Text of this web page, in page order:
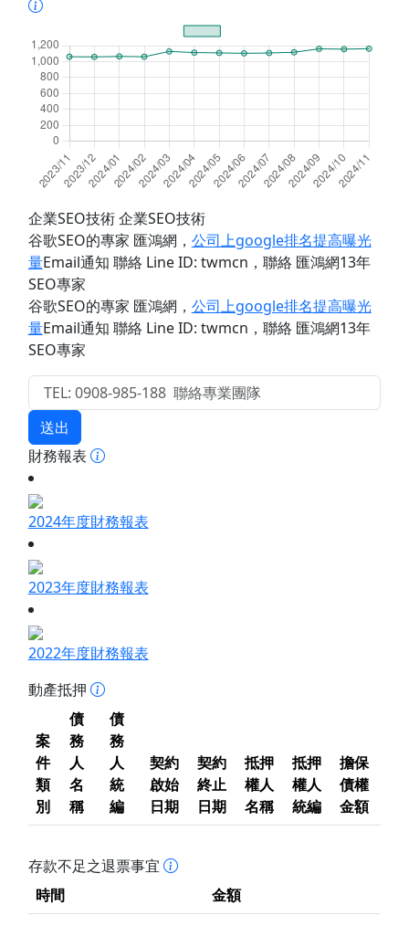
企業SEO技術 企業SEO技術
谷歌SEO的專家 匯鴻網 ， 公司上google排名提高曝光
量Email通知 聯絡 Line ID: twmcn ，聯絡 匯鴻網13年
SEO專家
谷歌SEO的專家 匯鴻網 ， 公司上google排名提高曝光
量Email通知 聯絡 Line ID: twmcn ，聯絡 匯鴻網13年
SEO專家
送出
財務報表
2024年度財務報表
2023年度財務報表
2022年度財務報表
動產抵押
案
件
類
別
債
務
人
名
稱
債
務
人
統
編
契約
啟始
日期
契約
終止
日期
抵押
權人
名稱
抵押
權人
統編
擔保
債權
金額
存款不足之退票事宜
時間
金額